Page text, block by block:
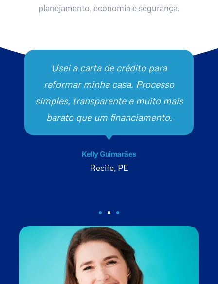
planejamento, economia e segurança.
Usei a carta de crédito para
reformar minha casa. Processo
simples, transparente e muito mais
barato que um financiamento.
Kelly Guimarães
Recife, PE